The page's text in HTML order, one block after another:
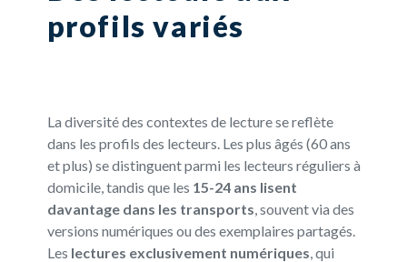
profils variés
La diversité des contextes de lecture se reflète
dans les profils des lecteurs. Les plus âgés (60 ans
et plus) se distinguent parmi les lecteurs réguliers à
domicile, tandis que les 15-24 ans lisent
davantage dans les transports , souvent via des
versions numériques ou des exemplaires partagés.
Les lectures exclusivement numériques , qui